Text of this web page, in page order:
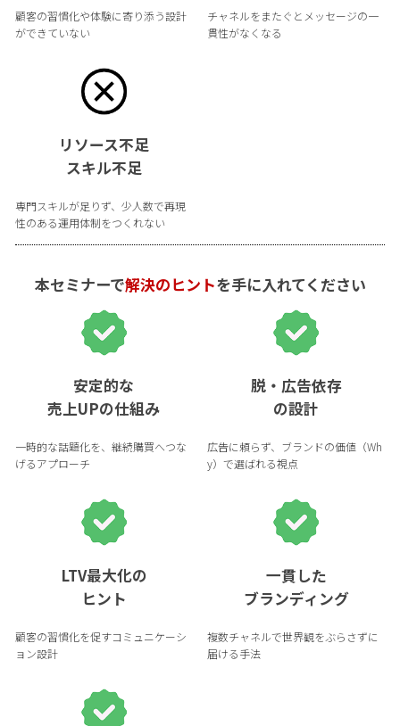
顧客の習慣化や体験に寄り添う設計
ができていない
チャネルをまたぐとメッセージの一
貫性がなくなる
リソース不足
スキル不足
専門スキルが足りず、少人数で再現
性のある運用体制をつくれない
本セミナーで解決のヒントを手に入れてください
安定的な
売上UPの仕組み
一時的な話題化を、継続購買へつな
げるアプローチ
脱・広告依存
の設計
広告に頼らず、ブランドの価値（Wh
y）で選ばれる視点
LTV最大化の
ヒント
顧客の習慣化を促すコミュニケーシ
ョン設計
一貫した
ブランディング
複数チャネルで世界観をぶらさずに
届ける手法